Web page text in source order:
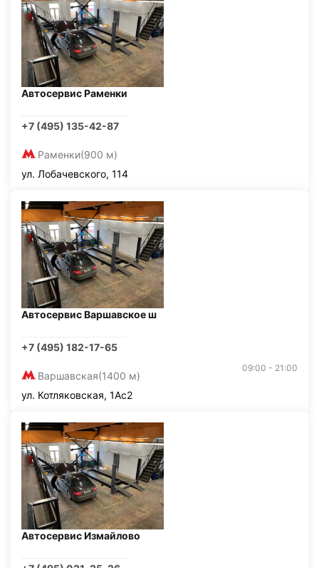
Автосервис Раменки
+7 (495) 135-42-87
Раменки(900 м)
ул. Лобачевского, 114
Автосервис Варшавское ш
+7 (495) 182-17-65
Варшавская(1400 м)
09:00 - 21:00
ул. Котляковская, 1Ас2
Автосервис Измайлово